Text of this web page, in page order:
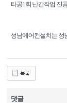
타공1회 난간작업 진
성남에어컨설치는 성
댓글